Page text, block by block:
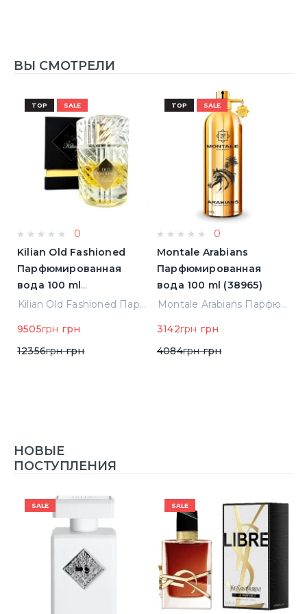
ВЫ СМОТРЕЛИ
TOP SALE
0
Kilian Old Fashioned
Парфюмированная
вода 100 ml
(3700550240723)
Kilian Old Fashioned Парфюмированная вода 100 ml (3700550240723)
9505грн грн
12356грнгрн
TOP SALE
0
Montale Arabians
Парфюмированная
вода 100 ml (38965)
Montale Arabians Парфюмированная вода 100 ml (38965)
3142грн грн
4084грнгрн
НОВЫЕ
ПОСТУПЛЕНИЯ
SALE SALE